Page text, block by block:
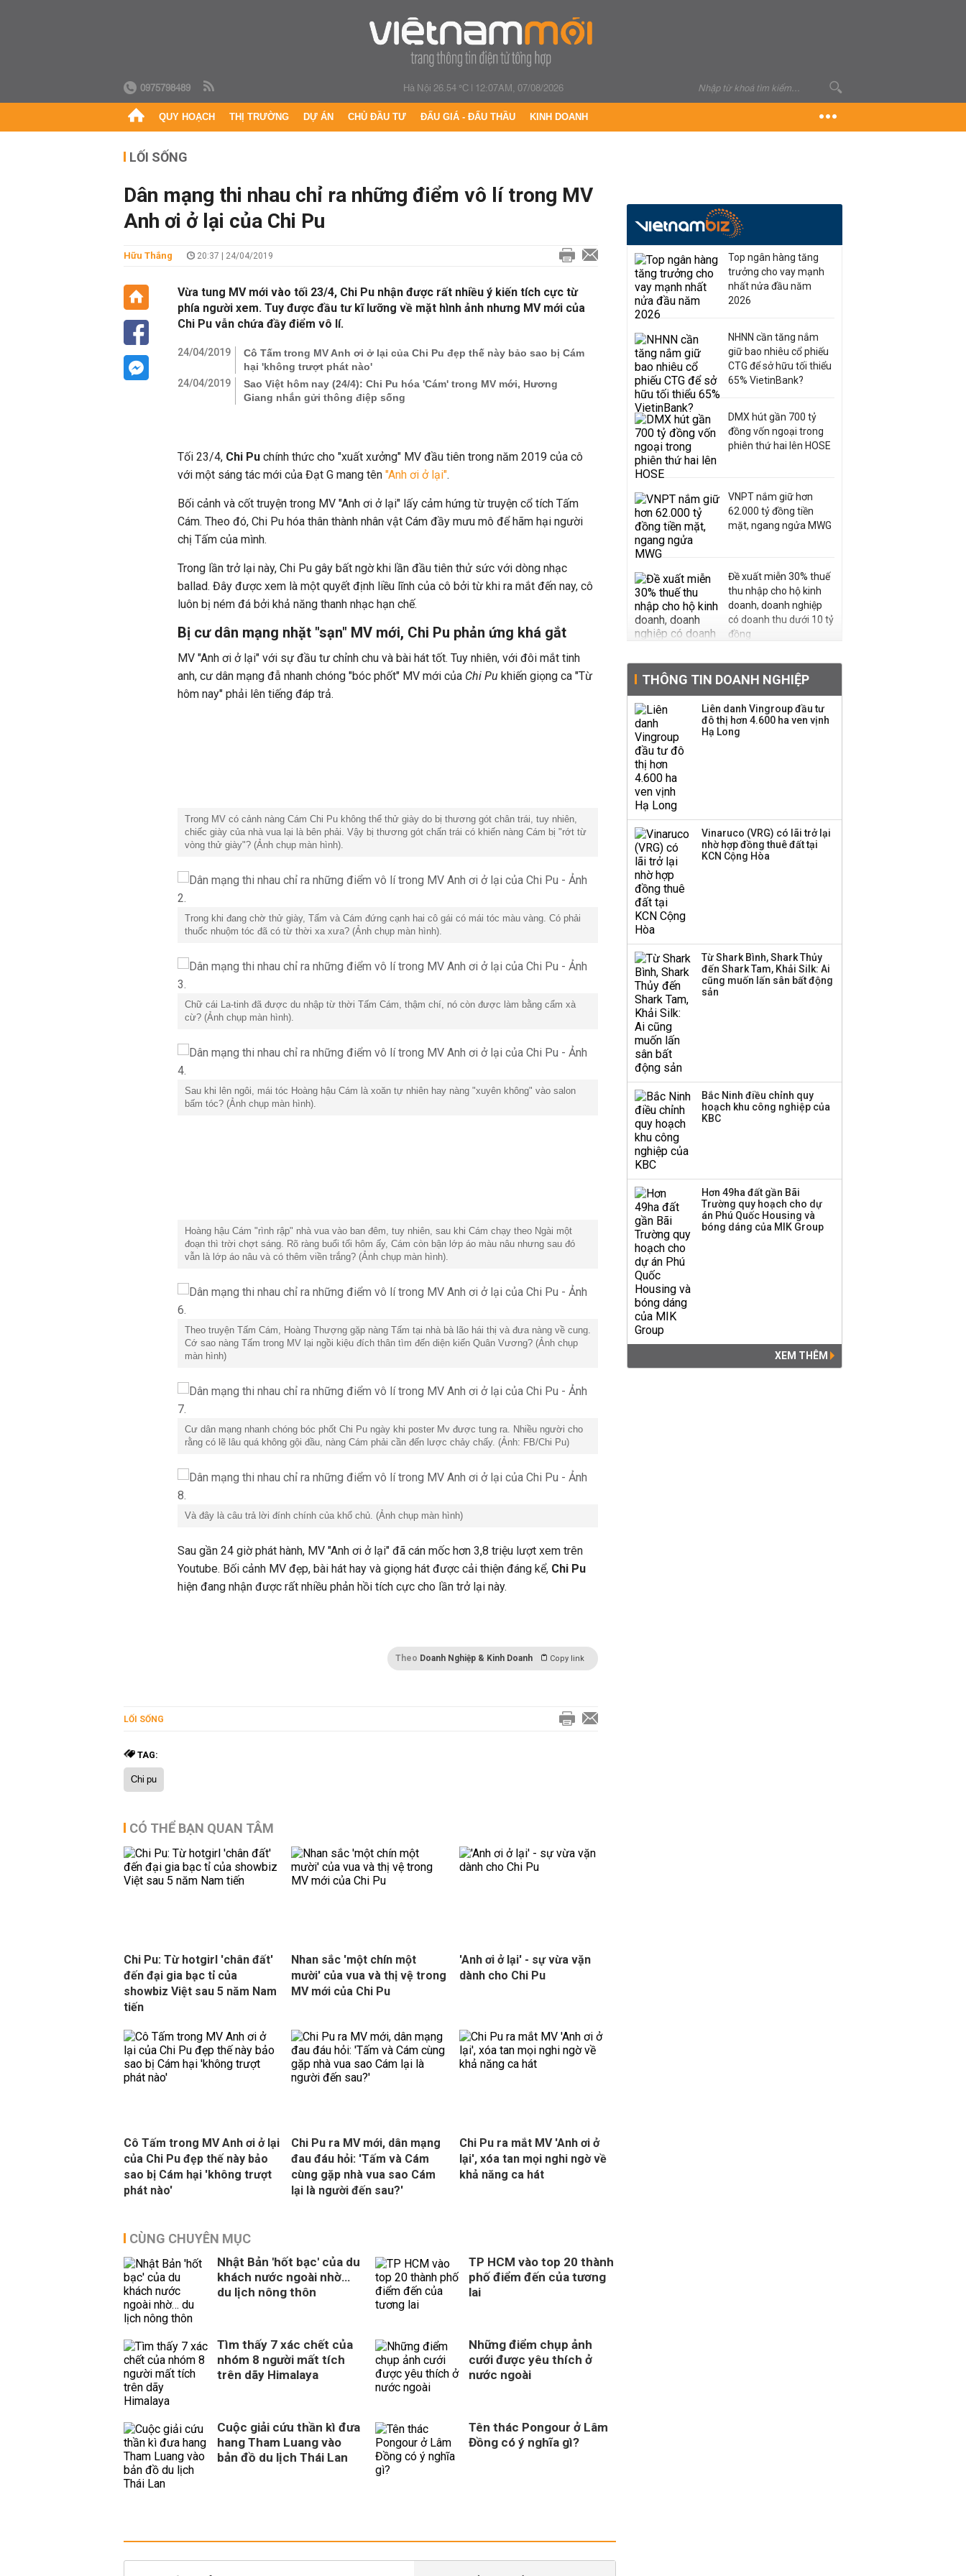
0975798489 Hà Nội 26.54 °C| 12:07AM, 07/08/2026
QUY HOẠCH THỊ TRƯỜNG DỰ ÁN CHỦ ĐẦU TƯ ĐẤU GIÁ - ĐẤU THẦU KINH DOANH
LỐI SỐNG
Dân mạng thi nhau chỉ ra những điểm vô lí trong MV
Anh ơi ở lại của Chi Pu
Hữu Thắng 20:37 | 24/04/2019
Vừa tung MV mới vào tối 23/4, Chi Pu nhận được rất nhiều ý kiến tích cực từ
phía người xem. Tuy được đầu tư kĩ lưỡng về mặt hình ảnh nhưng MV mới của
Chi Pu vẫn chứa đầy điểm vô lí.
24/04/2019
Cô Tấm trong MV Anh ơi ở lại của Chi Pu đẹp thế này bảo sao bị Cám
hại 'không trượt phát nào'
24/04/2019
Sao Việt hôm nay (24/4): Chi Pu hóa 'Cám' trong MV mới, Hương
Giang nhắn gửi thông điệp sống
Tối 23/4, Chi Pu chính thức cho "xuất xưởng" MV đầu tiên trong năm 2019 của cô
với một sáng tác mới của Đạt G mang tên "Anh ơi ở lại".
Bối cảnh và cốt truyện trong MV "Anh ơi ở lại" lấy cảm hứng từ truyện cổ tích Tấm
Cám. Theo đó, Chi Pu hóa thân thành nhân vật Cám đầy mưu mô để hãm hại người
chị Tấm của mình.
Trong lần trở lại này, Chi Pu gây bất ngờ khi lần đầu tiên thử sức với dòng nhạc
ballad. Đây được xem là một quyết định liều lĩnh của cô bởi từ khi ra mắt đến nay, cô
luôn bị ném đá bởi khả năng thanh nhạc hạn chế.
Bị cư dân mạng nhặt "sạn" MV mới, Chi Pu phản ứng khá gắt
MV "Anh ơi ở lại" với sự đầu tư chỉnh chu và bài hát tốt. Tuy nhiên, với đôi mắt tinh
anh, cư dân mạng đẫ nhanh chóng "bóc phốt" MV mới của Chi Pu khiến giọng ca "Từ
hôm nay" phải lên tiếng đáp trả.
Trong MV có cảnh nàng Cám Chi Pu không thể thử giày do bị thương gót chân trái, tuy nhiên,
chiếc giày của nhà vua lại là bên phải. Vậy bị thương gót chấn trái có khiến nàng Cám bị "rớt từ
vòng thử giày"? (Ảnh chụp màn hình).
Trong khi đang chờ thử giày, Tấm và Cám đứng cạnh hai cô gái có mái tóc màu vàng. Có phải
thuốc nhuộm tóc đã có từ thời xa xưa? (Ảnh chụp màn hình).
Chữ cái La-tinh đã được du nhập từ thời Tấm Cám, thậm chí, nó còn được làm bằng cẩm xà
cừ? (Ảnh chụp màn hình).
Sau khi lên ngôi, mái tóc Hoàng hậu Cám là xoăn tự nhiên hay nàng "xuyên không" vào salon
bấm tóc? (Ảnh chụp màn hình).
Hoàng hậu Cám "rình rập" nhà vua vào ban đêm, tuy nhiên, sau khi Cám chạy theo Ngài một
đoạn thì trời chợt sáng. Rõ ràng buổi tối hôm ấy, Cám còn bận lớp áo màu nâu nhưng sau đó
vẫn là lớp áo nâu và có thêm viền trắng? (Ảnh chụp màn hình).
Theo truyện Tấm Cám, Hoàng Thượng gặp nàng Tấm tại nhà bà lão hái thị và đưa nàng về cung.
Cớ sao nàng Tấm trong MV lại ngồi kiệu đích thân tìm đến diện kiến Quân Vương? (Ảnh chụp
màn hình)
Cư dân mạng nhanh chóng bóc phốt Chi Pu ngày khi poster Mv được tung ra. Nhiều người cho
rằng có lẽ lâu quá không gội đầu, nàng Cám phải cần đến lược chảy chấy. (Ảnh: FB/Chi Pu)
Và đây là câu trả lời đính chính của khổ chủ. (Ảnh chụp màn hình)
Sau gần 24 giờ phát hành, MV "Anh ơi ở lại" đã cán mốc hơn 3,8 triệu lượt xem trên
Youtube. Bối cảnh MV đẹp, bài hát hay và giọng hát được cải thiện đáng kể, Chi Pu
hiện đang nhận được rất nhiều phản hồi tích cực cho lần trở lại này.
Theo Doanh Nghiệp & Kinh Doanh Copy link
LỐI SỐNG
TAG:
Chi pu
CÓ THỂ BẠN QUAN TÂM
Chi Pu: Từ hotgirl 'chân đất'
đến đại gia bạc tỉ của
showbiz Việt sau 5 năm Nam
tiến
Nhan sắc 'một chín một
mười' của vua và thị vệ trong
MV mới của Chi Pu
'Anh ơi ở lại' - sự vừa vặn
dành cho Chi Pu
Cô Tấm trong MV Anh ơi ở lại
của Chi Pu đẹp thế này bảo
sao bị Cám hại 'không trượt
phát nào'
Chi Pu ra MV mới, dân mạng
đau đáu hỏi: 'Tấm và Cám
cùng gặp nhà vua sao Cám
lại là người đến sau?'
Chi Pu ra mắt MV 'Anh ơi ở
lại', xóa tan mọi nghi ngờ về
khả năng ca hát
CÙNG CHUYÊN MỤC
Nhật Bản 'hốt bạc' của du
khách nước ngoài nhờ…
du lịch nông thôn
TP HCM vào top 20 thành
phố điểm đến của tương
lai
Tìm thấy 7 xác chết của
nhóm 8 người mất tích
trên dãy Himalaya
Những điểm chụp ảnh
cưới được yêu thích ở
nước ngoài
Cuộc giải cứu thần kì đưa
hang Tham Luang vào
bản đồ du lịch Thái Lan
Tên thác Pongour ở Lâm
Đồng có ý nghĩa gì?
Top ngân hàng tăng
trưởng cho vay mạnh
nhất nửa đầu năm
2026
NHNN cần tăng nắm
giữ bao nhiêu cổ phiếu
CTG để sở hữu tối thiểu
65% VietinBank?
DMX hút gần 700 tỷ
đồng vốn ngoại trong
phiên thứ hai lên HOSE
VNPT nắm giữ hơn
62.000 tỷ đồng tiền
mặt, ngang ngửa MWG
Đề xuất miễn 30% thuế
thu nhập cho hộ kinh
doanh, doanh nghiệp
có doanh thu dưới 10 tỷ
đồng
gần 500 triệu cổ phiếu,
tăng vốn lên gần
77.800 tỷ
phiếu, người làm chủ
tịch ở tuổi 27
Việt Nam muốn phát
triển quỹ hưu trí: Từ tiết
kiệm gia đình thành
THÔNG TIN DOANH NGHIỆP
Liên danh Vingroup đầu tư
đô thị hơn 4.600 ha ven vịnh
Hạ Long
Vinaruco (VRG) có lãi trở lại
nhờ hợp đồng thuê đất tại
KCN Cộng Hòa
Từ Shark Bình, Shark Thủy
đến Shark Tam, Khải Silk: Ai
cũng muốn lấn sân bất động
sản
Bắc Ninh điều chỉnh quy
hoạch khu công nghiệp của
KBC
Hơn 49ha đất gần Bãi
Trường quy hoạch cho dự
án Phú Quốc Housing và
bóng dáng của MIK Group
XEM THÊM